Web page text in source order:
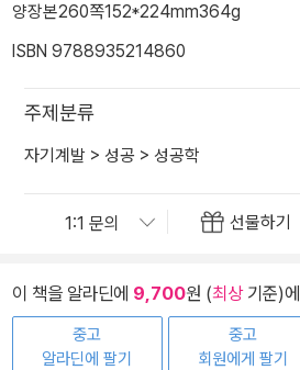
양장본260쪽152*224mm364g
ISBN 9788935214860
주제분류
자기계발 > 성공 > 성공학
선물하기
이 책을 알라딘에 9,700원 (최상기준)
중고
알라딘에 팔기
중고
회원에게 팔기